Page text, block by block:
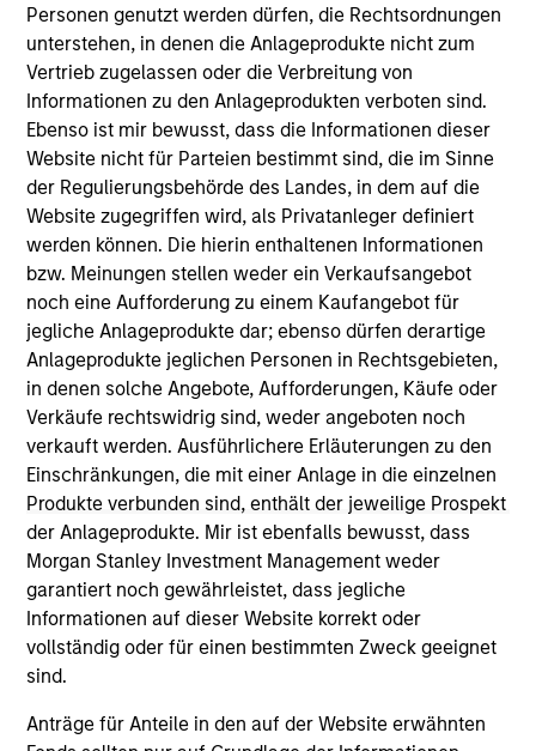
Personen genutzt werden dürfen, die Rechtsordnungen
unterstehen, in denen die Anlageprodukte nicht zum
Vertrieb zugelassen oder die Verbreitung von
Informationen zu den Anlageprodukten verboten sind.
Ebenso ist mir bewusst, dass die Informationen dieser
Website nicht für Parteien bestimmt sind, die im Sinne
der Regulierungsbehörde des Landes, in dem auf die
Website zugegriffen wird, als Privatanleger definiert
werden können. Die hierin enthaltenen Informationen
bzw. Meinungen stellen weder ein Verkaufsangebot
noch eine Aufforderung zu einem Kaufangebot für
jegliche Anlageprodukte dar; ebenso dürfen derartige
Anlageprodukte jeglichen Personen in Rechtsgebieten,
in denen solche Angebote, Aufforderungen, Käufe oder
Verkäufe rechtswidrig sind, weder angeboten noch
verkauft werden. Ausführlichere Erläuterungen zu den
Einschränkungen, die mit einer Anlage in die einzelnen
Produkte verbunden sind, enthält der jeweilige Prospekt
der Anlageprodukte. Mir ist ebenfalls bewusst, dass
Morgan Stanley Investment Management weder
garantiert noch gewährleistet, dass jegliche
Informationen auf dieser Website korrekt oder
vollständig oder für einen bestimmten Zweck geeignet
sind.
Anträge für Anteile in den auf der Website erwähnten
As of July 25, 2025. The above is provided for informational
and educational purposes only. There is no guarantee that
the investment mentioned resulted in positive performance
(for realized holdings), or will perform well in the future (for
current holdings). The trademarks and service marks above
are the property of their respective owners. The information
on this website has not been authorized, sponsored, or
otherwise approved by such owners. By clicking on any
links shown here, you agree that you are navigating to a
third party site. We are providing these hyperlinks to you
only as a convenience and the inclusion of any hyperlink is
not and does not imply any endorsement, approval,
investigation, verification or monitoring by us of any
information contained in any hyperlinked site. In no event
shall we be responsible for the information contained on
the site or your use of such site.